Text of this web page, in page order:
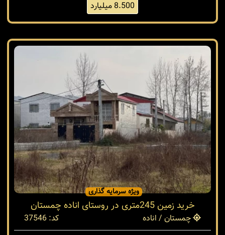
8.500 میلیارد
ویژه سرمایه گذاری
خرید زمین 245متری در روستای اناده چمستان
چمستان / اناده
کد: 37546